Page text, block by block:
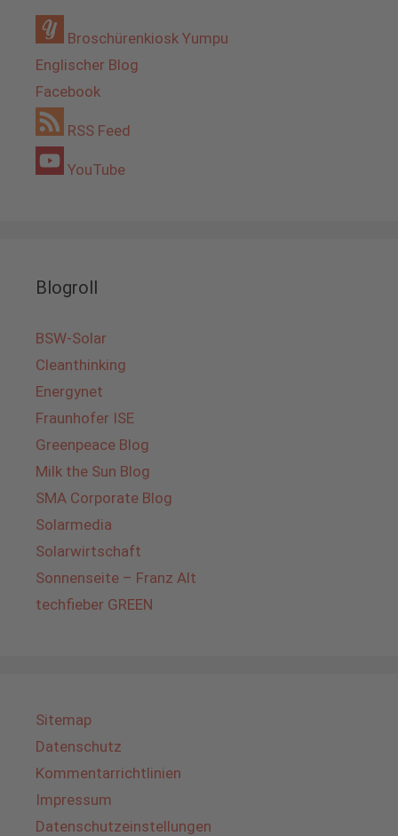
Broschürenkiosk Yumpu
Englischer Blog
Facebook
RSS Feed
YouTube
Blogroll
BSW-Solar
Cleanthinking
Energynet
Fraunhofer ISE
Greenpeace Blog
Milk the Sun Blog
SMA Corporate Blog
Solarmedia
Solarwirtschaft
Sonnenseite – Franz Alt
techfieber GREEN
Sitemap
Datenschutz
Kommentarrichtlinien
Impressum
Datenschutzeinstellungen